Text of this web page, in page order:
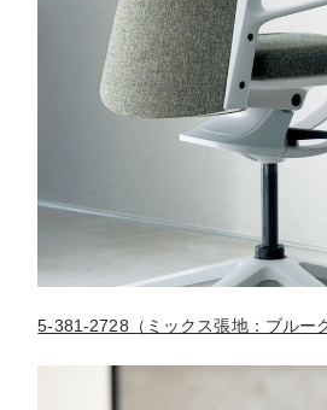
5-381-2728（ミックス張地：ブルー